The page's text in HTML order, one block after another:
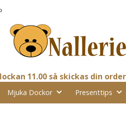
11.00 så skickas din
Mjuka Dockor Presenttips